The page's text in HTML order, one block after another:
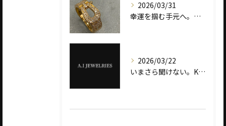
2026/03/31
幸運を掴む手元へ。ダイヤモンド ホースシューリング ― K18とプラチナ900で選ぶ、意味と輝き ―
2026/03/22
いまさら聞けない。K18とK24の違いとは？ ― ゴールドジュエリー選びで失敗しない基礎知識 ―